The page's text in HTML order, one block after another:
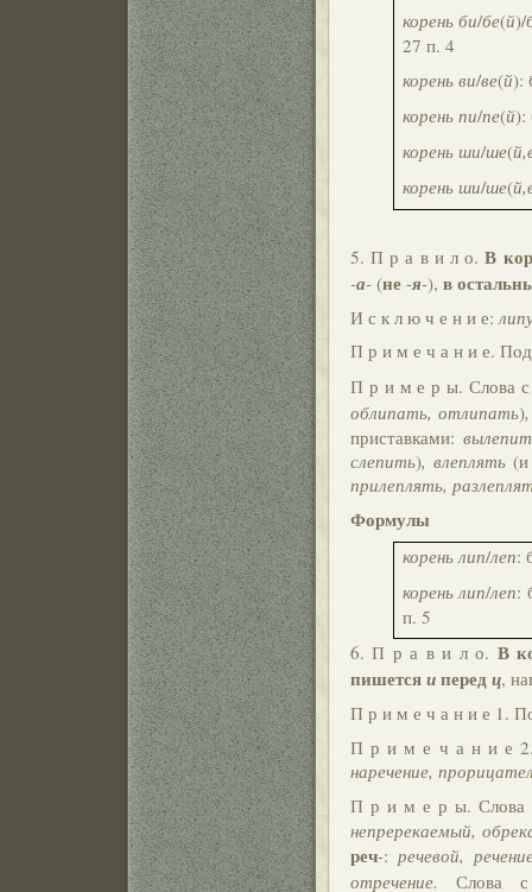
корень би/бе(й)/
27 п. 4
корень ви/ве(й):
корень пи/пе(й):
корень ши/ше(
корень ши/ше(
5. П р а в и л о.В
-а- (не -я-), в
И с к л ю ч е н и е:
П р и м е ч а н и е.
П р и м е р ы. Слова
облипать, отлипать)
приставками:
слепить), влеплять(и
прилеплять,
Формулы
корень лип/леп:
корень лип/леп:
п. 5
6. П р а в и л о. В
пишетсяипередц,
П р и м е ч а н и е 1.
П р и м е ч а н и е
наречение,
П р и м е р ы. Слова
непререкаемый,
реч-:речевой,
отречение. Слова